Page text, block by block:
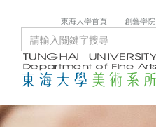
東海大學首頁 創藝學院